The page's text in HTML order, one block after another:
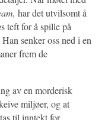
har det utvilsomt å
s teft for å spille på
senker oss ned i en
frem de
av en morderisk
miljøer, og at
til inntekt for